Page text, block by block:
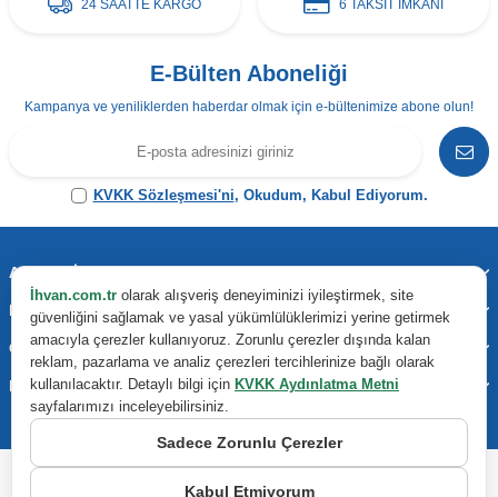
24 SAATTE KARGO 6 TAKSİT İMKANI
E-Bülten Aboneliği
Kampanya ve yeniliklerden haberdar olmak için e-bültenimize abone olun!
KVKK Sözleşmesi'ni, Okudum, Kabul Ediyorum.
Adres & İletişim
Kategoriler
Önemli Bilgiler
Hızlı Erişim
İhvan.com.tr olarak alışveriş deneyiminizi iyileştirmek, site
güvenliğini sağlamak ve yasal yükümlülüklerimizi yerine getirmek
amacıyla çerezler kullanıyoruz. Zorunlu çerezler dışında kalan
reklam, pazarlama ve analiz çerezleri tercihlerinize bağlı olarak
kullanılacaktır. Detaylı bilgi için KVKK Aydınlatma Metni
sayfalarımızı inceleyebilirsiniz.
Sadece Zorunlu Çerezler
Kabul Etmiyorum